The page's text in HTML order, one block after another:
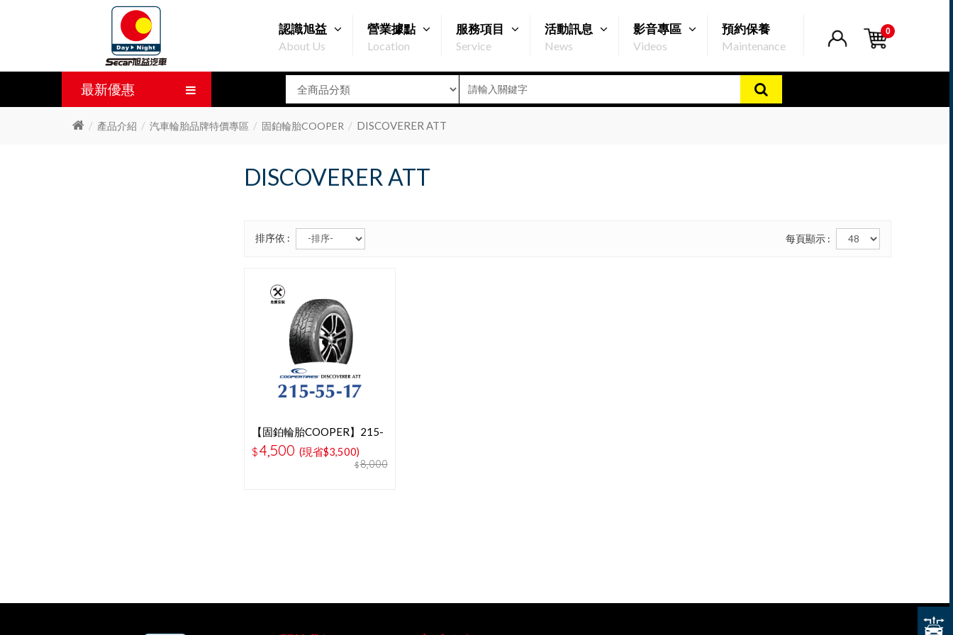
0
認識旭益
About Us
營業據點
Location
服務項目
Service
活動訊息
News
影音專區
Videos
預約保養
Maintenance
最新優惠
產品介紹 汽車輪胎品牌特價專區 固鉑輪胎COOPER DISCOVERER ATT
DISCOVERER ATT
排序依 : 每頁顯示 :
【固鉑輪胎COOPER】215-
55-17耐磨輪胎
$4,500(現省$3,500)
$8,000